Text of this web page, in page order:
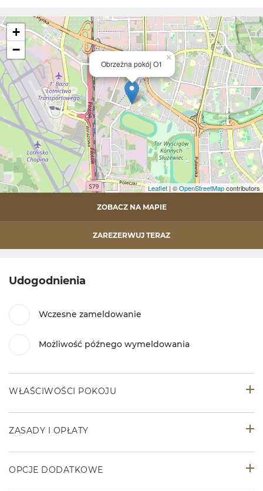
Obrzeżna pokój O1
×
+
−
Leaflet| ©OpenStreetMapcontributors
ZOBACZ NA MAPIE
ZAREZERWUJ TERAZ
Udogodnienia
Wczesne zameldowanie
Możliwość późnego wymeldowania
WŁAŚCIWOŚCI POKOJU
ZASADY I OPŁATY
OPCJE DODATKOWE